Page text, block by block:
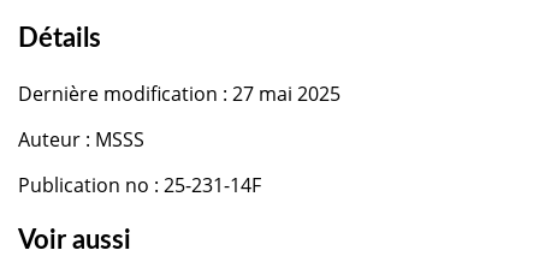
Détails
Dernière modification : 27 mai 2025
Auteur : MSSS
Publication no : 25-231-14F
Voir aussi